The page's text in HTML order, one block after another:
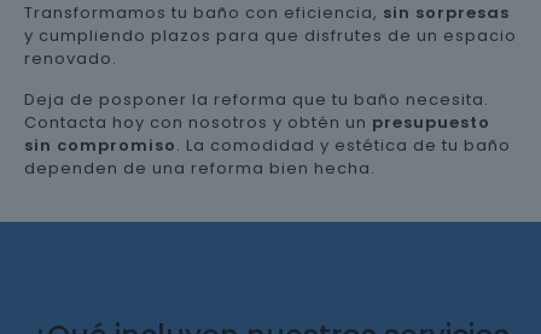
Transformamos tu baño con eficiencia, sin sorpresas
y cumpliendo plazos para que disfrutes de un espacio
renovado.
Deja de posponer la reforma que tu baño necesita.
Contacta hoy con nosotros y obtén un presupuesto
sin compromiso. La comodidad y estética de tu baño
dependen de una reforma bien hecha.